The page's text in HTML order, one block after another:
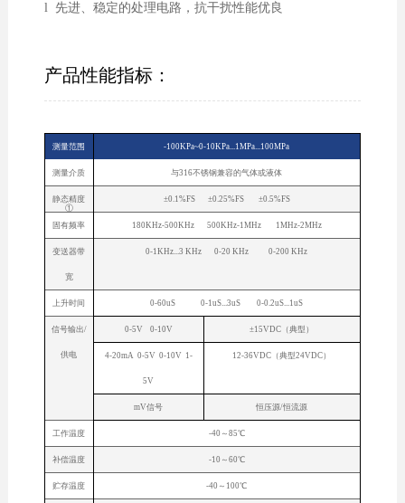
l 先进、稳定的处理电路，抗干扰性能优良
产品性能指标：
测量范围 -100KPa~0-10KPa...1MPa...100MPa
测量介质 与316不锈钢兼容的气体或液体
静态精度
①
±0.1%FS ±0.25%FS ±0.5%FS
固有频率 180KHz-500KHz 500KHz-1MHz 1MHz-2MHz
变送器带
宽
0-1KHz...3 KHz 0-20 KHz 0-200 KHz
上升时间 0-60uS 0-1uS...3uS 0-0.2uS...1uS
信号输出/
供电
0-5V 0-10V ±15VDC（典型）
4-20mA 0-5V 0-10V 1-
5V
12-36VDC（典型24VDC）
mV信号 恒压源/恒流源
工作温度 -40～85℃
补偿温度 -10～60℃
贮存温度 -40～100℃